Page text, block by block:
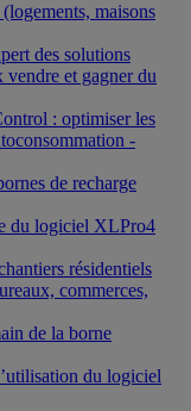
maisons
des solutions
et gagner du
: optimiser les
-
de recharge
du logiciel XLPro4
résidentiels
commerces,
de la borne
du logiciel